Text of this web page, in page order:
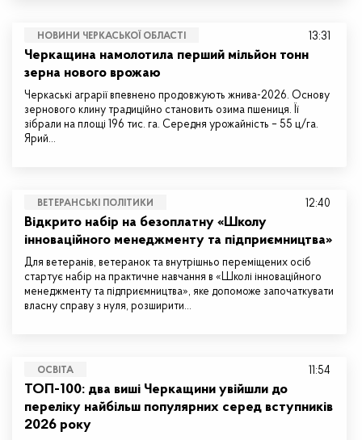
НОВИНИ ЧЕРКАСЬКОЇ ОБЛАСТІ
Черкащина намолотила перший мільйон тонн
зерна нового врожаю
Черкаські аграрії впевнено продовжують жнива-2026. Основу
зернового клину традиційно становить озима пшениця. Її
зібрали на площі 196 тис. га. Середня урожайність – 55 ц/га.
Ярий…
13:31
ВЕТЕРАНСЬКІ ПОЛІТИКИ
Відкрито набір на безоплатну «Школу
інноваційного менеджменту та підприємництва»
Для ветеранів, ветеранок та внутрішньо переміщених осіб
стартує набір на практичне навчання в «Школі інноваційного
менеджменту та підприємництва», яке допоможе започаткувати
власну справу з нуля, розширити…
12:40
ОСВІТА
ТОП-100: два виші Черкащини увійшли до
переліку найбільш популярних серед вступників
2026 року
11:54